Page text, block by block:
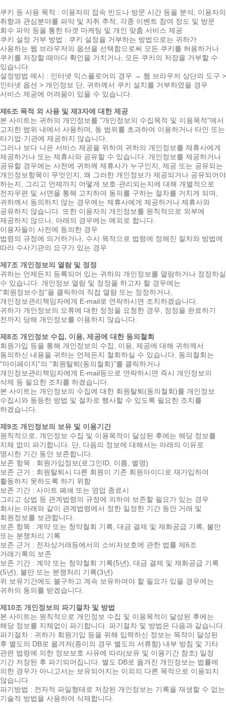
쿠키 등 사용 목적 : 이용자의 접속 빈도나 방문 시간 등을 분석, 이용자의
취향과 관심분야를 파악 및 자취 추적, 각종 이벤트 참여 정도 및 방문
회수 파악 등을 통한 타겟 마케팅 및 개인 맞춤 서비스 제공
쿠키 설정 거부 방법 : 쿠키 설정을 거부하는 방법으로는 귀하가
사용하는 웹 브라우저의 옵션을 선택함으로써 모든 쿠키를 허용하거나
쿠키를 저장할 때마다 확인을 거치거나, 모든 쿠키의 저장을 거부할 수
있습니다.
설정방법 예시 : 인터넷 익스플로어의 경우 → 웹 브라우저 상단의 도구 >
인터넷 옵션 > 개인정보 단, 귀하께서 쿠키 설치를 거부하였을 경우
서비스 제공에 어려움이 있을 수 있습니다.
제6조 목적 외 사용 및 제3자에 대한 제공
본 사이트는 귀하의 개인정보를 "개인정보의 수집목적 및 이용목적"에서
고지한 범위 내에서 사용하며, 동 범위를 초과하여 이용하거나 타인 또는
타기업·기관에 제공하지 않습니다.
그러나 보다 나은 서비스 제공을 위하여 귀하의 개인정보를 제휴사에게
제공하거나 또는 제휴사와 공유할 수 있습니다. 개인정보를 제공하거나
공유할 경우에는 사전에 귀하께 제휴사가 누구인지, 제공 또는 공유되는
개인정보항목이 무엇인지, 왜 그러한 개인정보가 제공되거나 공유되어야
하는지, 그리고 언제까지 어떻게 보호·관리되는지에 대해 개별적으로
전자우편 및 서면을 통해 고지하여 동의를 구하는 절차를 거치게 되며,
귀하께서 동의하지 않는 경우에는 제휴사에게 제공하거나 제휴사와
공유하지 않습니다. 또한 이용자의 개인정보를 원칙적으로 외부에
제공하지 않으나, 아래의 경우에는 예외로 합니다.
이용자들이 사전에 동의한 경우
법령의 규정에 의거하거나, 수사 목적으로 법령에 정해진 절차와 방법에
따라 수사기관의 요구가 있는 경우
제7조 개인정보의 열람 및 정정
귀하는 언제든지 등록되어 있는 귀하의 개인정보를 열람하거나 정정하실
수 있습니다. 개인정보 열람 및 정정을 하고자 할 경우에는
"회원정보수정"을 클릭하여 직접 열람 또는 정정하거나,
개인정보관리책임자에게 E-mail로 연락하시면 조치하겠습니다.
귀하가 개인정보의 오류에 대한 정정을 요청한 경우, 정정을 완료하기
전까지 당해 개인정보를 이용하지 않습니다.
제8조 개인정보 수집, 이용, 제공에 대한 동의철회
회원가입 등을 통해 개인정보의 수집, 이용, 제공에 대해 귀하께서
동의하신 내용을 귀하는 언제든지 철회하실 수 있습니다. 동의철회는
"마이페이지"의 "회원탈퇴(동의철회)"를 클릭하거나
개인정보관리책임자에게 E-mail등으로 연락하시면 즉시 개인정보의
삭제 등 필요한 조치를 하겠습니다.
본 사이트는 개인정보의 수집에 대한 회원탈퇴(동의철회)를 개인정보
수집시와 동등한 방법 및 절차로 행사할 수 있도록 필요한 조치를
하겠습니다.
제9조 개인정보의 보유 및 이용기간
원칙적으로, 개인정보 수집 및 이용목적이 달성된 후에는 해당 정보를
지체 없이 파기합니다. 단, 다음의 정보에 대해서는 아래의 이유로
명시한 기간 동안 보존합니다.
보존 항목 : 회원가입정보(로그인ID, 이름, 별명)
보존 근거 : 회원탈퇴시 다른 회원이 기존 회원아이디로 재가입하여
활동하지 못하도록 하기 위함
보존 기간 : 사이트 폐쇄 또는 영업 종료시
그리고 상법 등 관계법령의 규정에 의하여 보존할 필요가 있는 경우
회사는 아래와 같이 관계법령에서 정한 일정한 기간 동안 거래 및
회원정보를 보관합니다.
보존 항목 : 계약 또는 청약철회 기록, 대금 결제 및 재화공급 기록, 불만
또는 분쟁처리 기록
보존 근거 : 전자상거래등에서의 소비자보호에 관한 법률 제6조
거래기록의 보존
보존 기간 : 계약 또는 청약철회 기록(5년), 대금 결제 및 재화공급 기록
(5년), 불만 또는 분쟁처리 기록(3년)
위 보유기간에도 불구하고 계속 보유하여야 할 필요가 있을 경우에는
귀하의 동의를 받겠습니다.
제10조 개인정보의 파기절차 및 방법
본 사이트는 원칙적으로 개인정보 수집 및 이용목적이 달성된 후에는
해당 정보를 지체없이 파기합니다. 파기절차 및 방법은 다음과 같습니다.
파기절차 : 귀하가 회원가입 등을 위해 입력하신 정보는 목적이 달성된
후 별도의 DB로 옮겨져(종이의 경우 별도의 서류함) 내부 방침 및 기타
관련 법령에 의한 정보보호 사유에 따라(보유 및 이용기간 참조) 일정
기간 저장된 후 파기되어집니다. 별도 DB로 옮겨진 개인정보는 법률에
의한 경우가 아니고서는 보유되어지는 이외의 다른 목적으로 이용되지
않습니다.
파기방법 : 전자적 파일형태로 저장된 개인정보는 기록을 재생할 수 없는
기술적 방법을 사용하여 삭제합니다.